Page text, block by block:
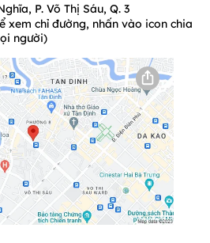
P. Võ Thị Sáu, Q. 3
xem chỉ đường, nhấn vào icon chia
người)